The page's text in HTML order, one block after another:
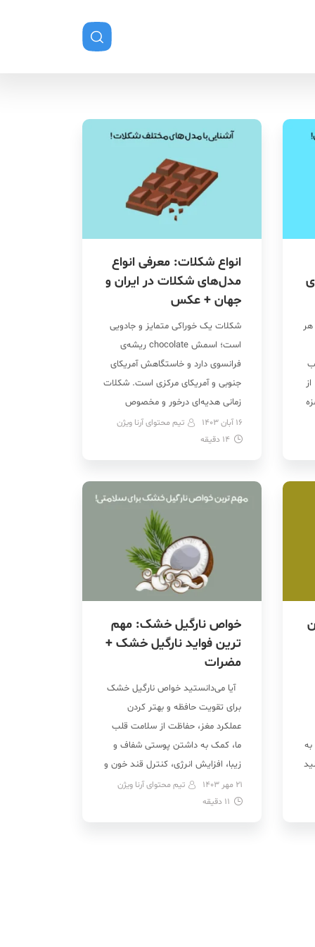
هر
انواع شکلات: معرفی انواع
مدل‌های شکلات در ایران و
جهان + عکس
شکلات یک خوراکی متمایز و جادویی
است؛ اسمش chocolate ریشه‌ی
فرانسوی دارد و خاستگاهش آمریکای
جنوبی و آمریکای مرکزی است. شکلات
زمانی هدیه‌ای درخور و مخصوص
پادشاهان بوده و مردان بزرگی مثل
کریستف کلمب را هم مجذوب
شکلات وجود دارد. از انواع شکلات می
توان به شکلات تلخ، شیری، […]
16 آبان 1403
تیم محتوای آرنا ویژن
14 دقیقه
خواص نارگیل خشک: مهم
ترین فواید نارگیل خشک +
مضرات
آیا می‌دانستید خواص نارگیل خشک
برای تقویت حافظه و بهتر کردن
عملکرد مغز، حفاظت از سلامت قلب
ما، کمک به داشتن پوستی شفاف و
زیبا، افزایش انرژی، کنترل قند خون و
… خوب است؟ بله. همینطور است! ما
برای سلامت خودمان نیاز به قرص و
21 مهر 1403
تیم محتوای آرنا ویژن
11 دقیقه